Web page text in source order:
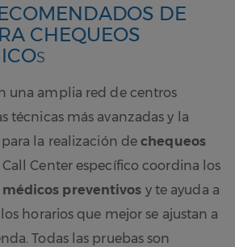
DE
CHEQUEOS
S
una amplia red de centros
técnicas más avanzadas y la
la realización dechequeos
Call Center específico coordina los
preventivos y te ayuda a
horarios que mejor se ajustan a
Todas las pruebas son